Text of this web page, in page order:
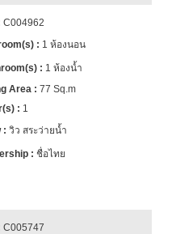
C004962
1 ห้องนอน
1 ห้องน้ำ
77 Sq.m
1
วิว สระว่ายน้ำ
ชื่อไทย
C005747